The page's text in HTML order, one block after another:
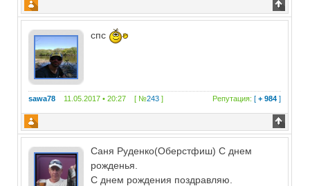
спс
sawa78 11.05.2017 • 20:27 [ №243 ] Репутация: [+ 984 ]
Саня Руденко(Оберстфиш) С днем
рожденья.
С днем рождения поздравляю.